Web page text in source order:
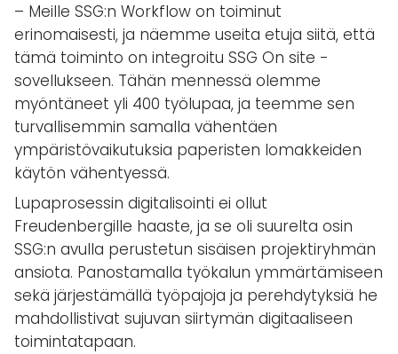
– Meille SSG:n Workflow on toiminut
erinomaisesti, ja näemme useita etuja siitä, että
tämä toiminto on integroitu SSG On site -
sovellukseen. Tähän mennessä olemme
myöntäneet yli 400 työlupaa, ja teemme sen
turvallisemmin samalla vähentäen
ympäristövaikutuksia paperisten lomakkeiden
käytön vähentyessä.
Lupaprosessin digitalisointi ei ollut
Freudenbergille haaste, ja se oli suurelta osin
SSG:n avulla perustetun sisäisen projektiryhmän
ansiota. Panostamalla työkalun ymmärtämiseen
sekä järjestämällä työpajoja ja perehdytyksiä he
mahdollistivat sujuvan siirtymän digitaaliseen
toimintatapaan.